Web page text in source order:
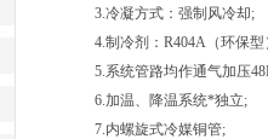
3.冷凝方式：强制风冷却;
4.制冷剂：R404A（环保型
5.系统管路均作通气加压
6.加温、降温系统*独立;
7.内螺旋式冷媒铜管;